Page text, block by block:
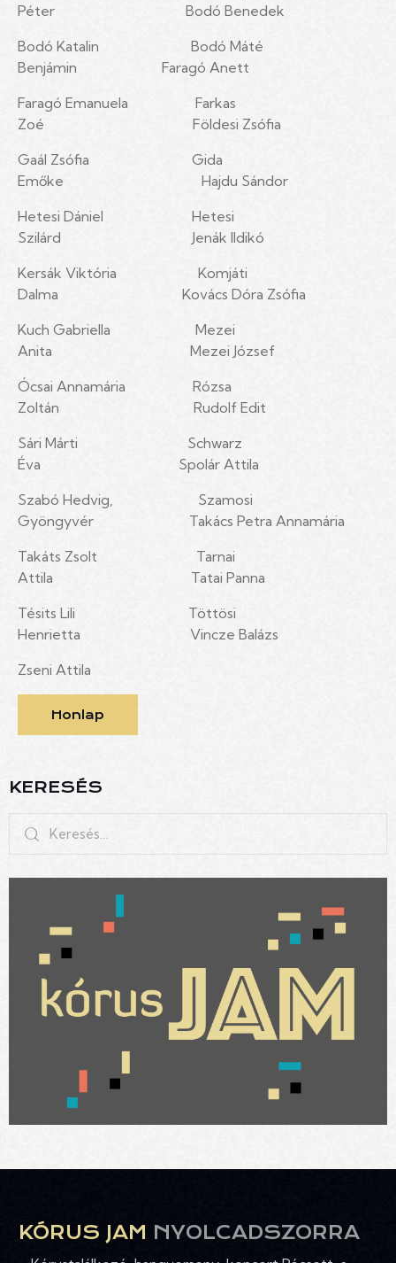
Péter Bodó Benedek
Bodó Katalin Bodó Máté
Benjámin Faragó Anett
Faragó Emanuela Farkas
Zoé Földesi Zsófia
Gaál Zsófia Gida
Emőke Hajdu Sándor
Hetesi Dániel Hetesi
Szilárd Jenák Ildikó
Kersák Viktória Komjáti
Dalma Kovács Dóra Zsófia
Kuch Gabriella Mezei
Anita Mezei József
Ócsai Annamária Rózsa
Zoltán Rudolf Edit
Sári Márti Schwarz
Éva Spolár Attila
Szabó Hedvig, Szamosi
Gyöngyvér Takács Petra Annamária
Takáts Zsolt Tarnai
Attila Tatai Panna
Tésits Lili Töttösi
Henrietta Vincze Balázs
Zseni Attila
Honlap
KERESÉS
KÓRUS JAM NYOLCADSZORRA